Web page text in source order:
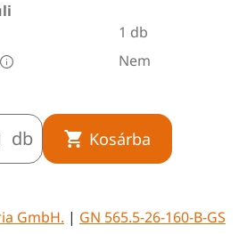
1 db
Nem
db Kosárba
GmbH. | GN 565.5-26-160-B-GS